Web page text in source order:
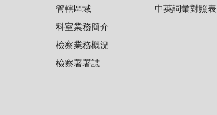
管轄區域
科室業務簡介
檢察業務概況
檢察署署誌
中英詞彙對照表